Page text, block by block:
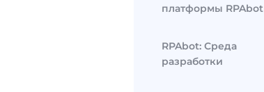
платформы RPAbot
RPAbot: Среда
разработки